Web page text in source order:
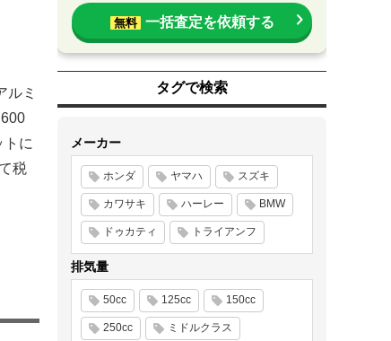
ルミ
に
税
無料 一括査定を依頼する
タグで検索
メーカー
ホンダ ヤマハ スズキ
カワサキ ハーレー BMW
ドゥカティ トライアンフ
排気量
50cc 125cc 150cc
250cc ミドルクラス